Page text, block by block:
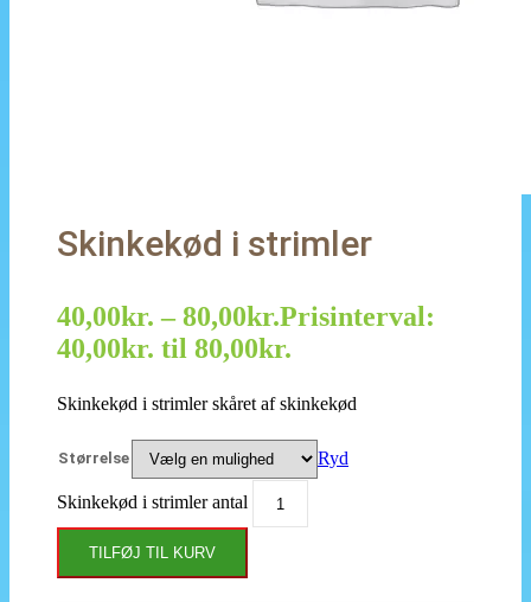
Skinkekød i strimler
40,00kr. – 80,00kr.Prisinterval:
40,00kr. til 80,00kr.
Skinkekød i strimler skåret af skinkekød
Størrelse Ryd
Skinkekød i strimler antal
TILFØJ TIL KURV